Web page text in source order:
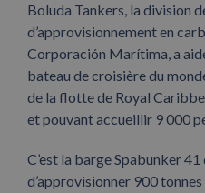
Boluda Tankers, la division
d’approvisionnement en
Corporación Marítima, a
bateau de croisière du
de la flotte de Royal
et pouvant accueillir 9 000
C’est la barge Spabunker
d’approvisionner 900